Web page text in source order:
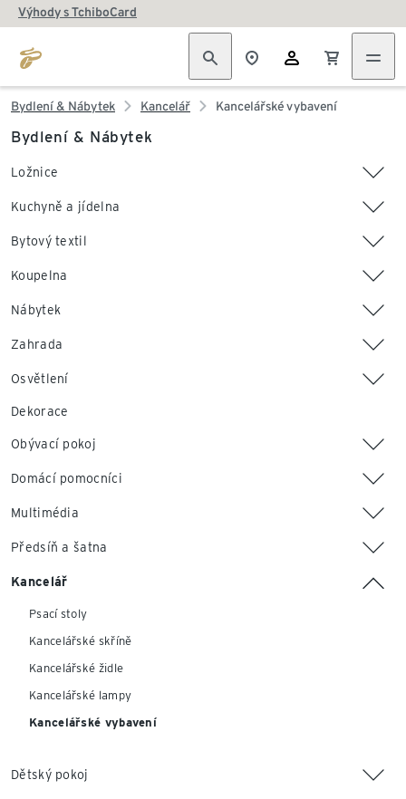
Výhody s TchiboCard
Bydlení & Nábytek Kancelář Kancelářské vybavení
Bydlení & Nábytek
Ložnice
Kuchyně a jídelna
Bytový textil
Koupelna
Nábytek
Zahrada
Osvětlení
Dekorace
Obývací pokoj
Domácí pomocníci
Multimédia
Předsíň a šatna
Kancelář
Psací stoly
Kancelářské skříně
Kancelářské židle
Kancelářské lampy
Kancelářské vybavení
Dětský pokoj